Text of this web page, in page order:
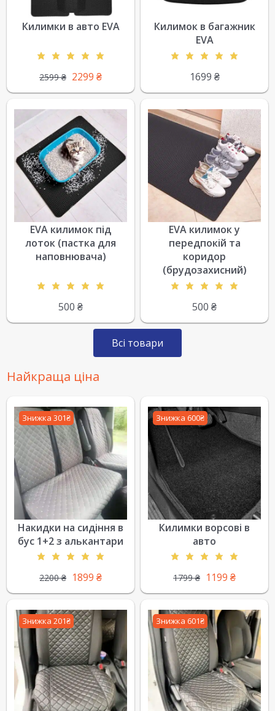
Килимки в авто EVA
2599₴ 2299 ₴
Килимок в багажник
EVA
1699 ₴
EVA килимок під
лоток (пастка для
наповнювача)
500 ₴
EVA килимок у
передпокій та
коридор
(брудозахисний)
500 ₴
Всі товари
Найкраща ціна
Знижка 301₴
Накидки на сидіння в
бус 1+2 з алькантари
2200₴ 1899 ₴
Знижка 600₴
Килимки ворсові в
авто
1799₴ 1199 ₴
Знижка 201₴ Знижка 601₴